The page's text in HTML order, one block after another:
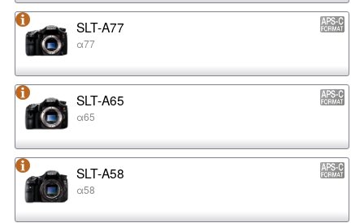
SLT-A77
α77
SLT-A65
α65
SLT-A58
α58